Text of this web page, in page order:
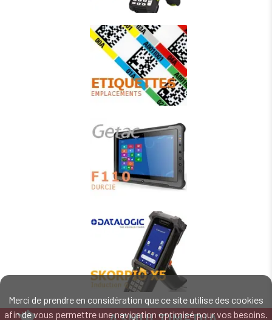
Merci de prendre en considération que ce site utilise des cookies
afin de vous permettre une navigation optimisé pour vos besoins.